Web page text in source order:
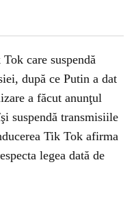
care suspendă
după ce Putin a dat
a făcut anunţul
suspendă transmisiile
Tik Tok afirma
legea dată de